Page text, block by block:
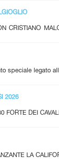
CRISTIANO
speciale legato
2026
FORTE DEI
LA